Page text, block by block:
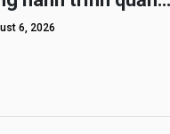
6, 2026